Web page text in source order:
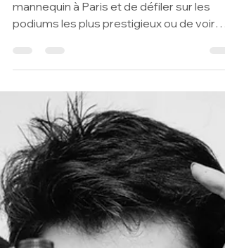
Introduction Vous rêvez de devenir
mannequin à Paris et de défiler sur les